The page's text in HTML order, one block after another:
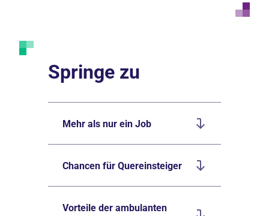
Springe zu
Mehr als nur ein Job
Chancen für Quereinsteiger
Vorteile der ambulanten